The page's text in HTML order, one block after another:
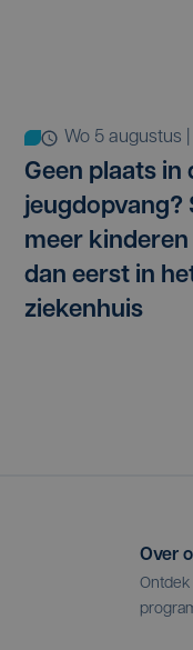
wo 5 augustus |
Geen plaats in
jeugdopvang?
meer kinderen
dan eerst in
ziekenhuis
Over
Ontdek